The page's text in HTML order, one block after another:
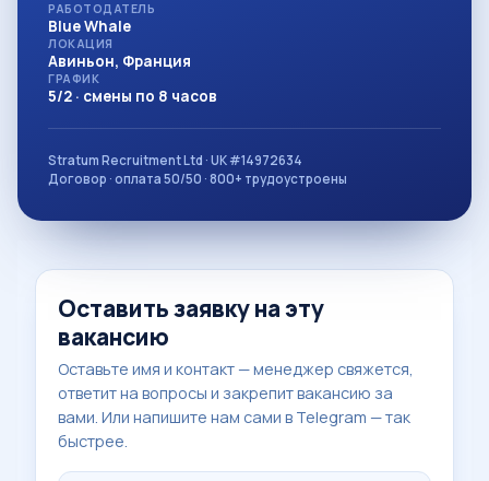
Оставить заявку на эту
вакансию
Оставьте имя и контакт — менеджер свяжется,
ответит на вопросы и закрепит вакансию за
вами. Или напишите нам сами в Telegram — так
быстрее.
РАБОТОДАТЕЛЬ
Blue Whale
ЛОКАЦИЯ
Авиньон, Франция
ГРАФИК
5/2 · смены по 8 часов
Stratum Recruitment Ltd · UK #14972634
Договор · оплата 50/50 · 800+ трудоустроены